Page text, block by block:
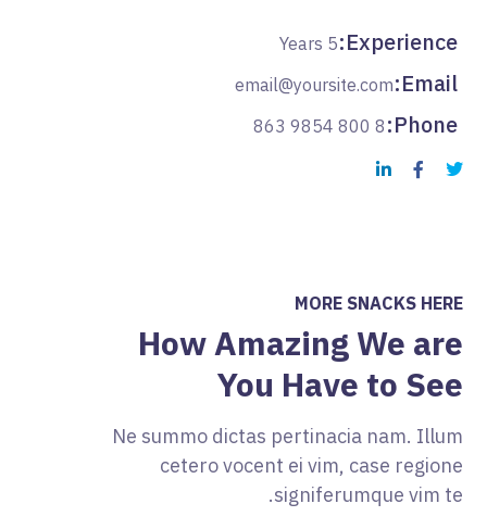
Experience:
5 Years
Email:
email@yoursite.com
Phone:
8 800 9854 863
MORE SNACKS HERE
How Amazing We are
You Have to See
Ne summo dictas pertinacia nam. Illum
cetero vocent ei vim, case regione
signiferumque vim te.